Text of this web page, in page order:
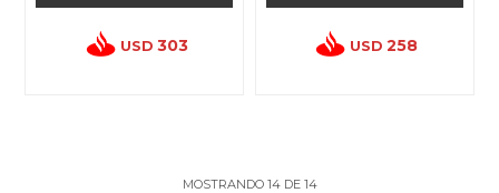
USD 303 USD 258
MOSTRANDO 14DE 14